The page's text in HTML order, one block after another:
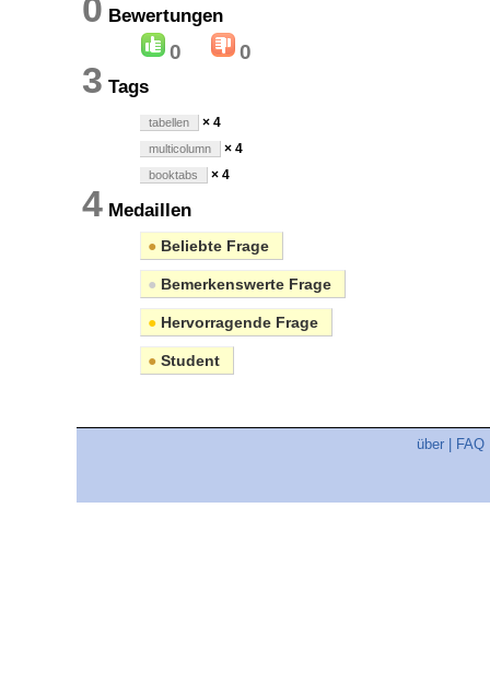
0 Bewertungen
0 0
3 Tags
tabellen × 4
multicolumn × 4
booktabs × 4
4 Medaillen
● Beliebte Frage
● Bemerkenswerte Frage
● Hervorragende Frage
● Student
über FAQ